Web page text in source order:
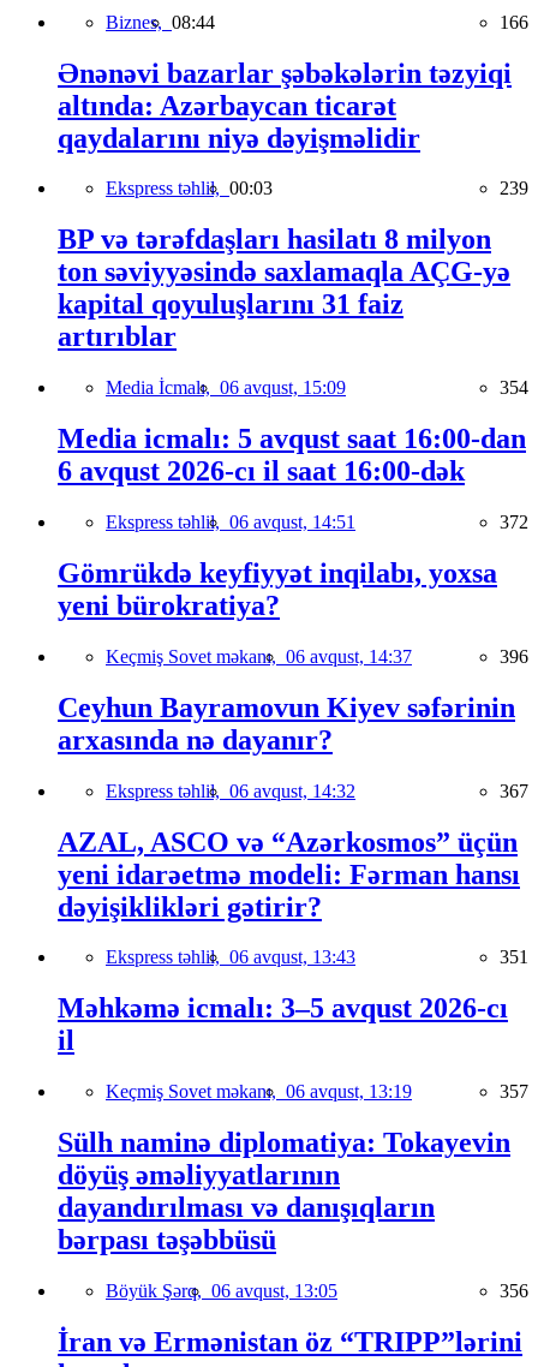
Biznes, 08:44 166
Ənənəvi bazarlar şəbəkələrin təzyiqi
altında: Azərbaycan ticarət
qaydalarını niyə dəyişməlidir
Ekspress təhlil, 00:03 239
BP və tərəfdaşları hasilatı 8 milyon
ton səviyyəsində saxlamaqla AÇG-yə
kapital qoyuluşlarını 31 faiz
artırıblar
Media İcmalı, 06 avqust, 15:09 354
Media icmalı: 5 avqust saat 16:00-dan
6 avqust 2026-cı il saat 16:00-dək
Ekspress təhlil, 06 avqust, 14:51 372
Gömrükdə keyfiyyət inqilabı, yoxsa
yeni bürokratiya?
Keçmiş Sovet məkanı, 06 avqust, 14:37 396
Ceyhun Bayramovun Kiyev səfərinin
arxasında nə dayanır?
Ekspress təhlil, 06 avqust, 14:32 367
AZAL, ASCO və “Azərkosmos” üçün
yeni idarəetmə modeli: Fərman hansı
dəyişiklikləri gətirir?
Ekspress təhlil, 06 avqust, 13:43 351
Məhkəmə icmalı: 3–5 avqust 2026-cı
il
Keçmiş Sovet məkanı, 06 avqust, 13:19 357
Sülh naminə diplomatiya: Tokayevin
döyüş əməliyyatlarının
dayandırılması və danışıqların
bərpası təşəbbüsü
Böyük Şərq, 06 avqust, 13:05 356
İran və Ermənistan öz “TRIPP”lərini